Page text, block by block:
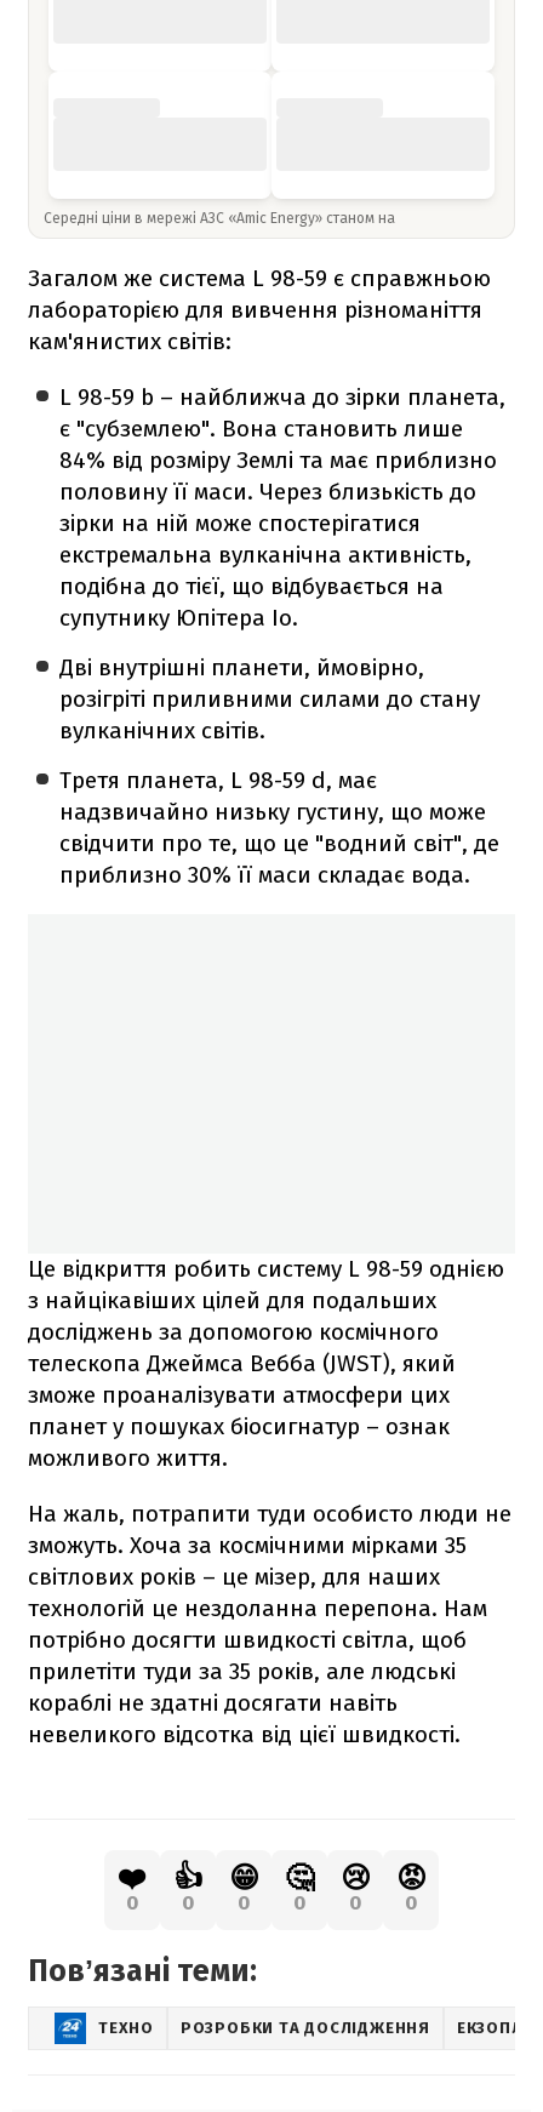
Середні ціни в мережі АЗС «Amic Energy» станом на
Загалом же система L 98-59 є справжньою
лабораторією для вивчення різноманіття
кам'янистих світів:
L 98-59 b – найближча до зірки планета,
є "субземлею". Вона становить лише
84% від розміру Землі та має приблизно
половину її маси. Через близькість до
зірки на ній може спостерігатися
екстремальна вулканічна активність,
подібна до тієї, що відбувається на
супутнику Юпітера Іо.
Дві внутрішні планети, ймовірно,
розігріті приливними силами до стану
вулканічних світів.
Третя планета, L 98-59 d, має
надзвичайно низьку густину, що може
свідчити про те, що це "водний світ", де
приблизно 30% її маси складає вода.
Це відкриття робить систему L 98-59 однією
з найцікавіших цілей для подальших
досліджень за допомогою космічного
телескопа Джеймса Вебба (JWST), який
зможе проаналізувати атмосфери цих
планет у пошуках біосигнатур – ознак
можливого життя.
На жаль, потрапити туди особисто люди не
зможуть. Хоча за космічними мірками 35
світлових років – це мізер, для наших
технологій це нездоланна перепона. Нам
потрібно досягти швидкості світла, щоб
прилетіти туди за 35 років, але людські
кораблі не здатні досягати навіть
невеликого відсотка від цієї швидкості.
❤️
0
👍
0
😁
0
🤔
0
😢
0
😡
0
Повʼязані теми:
ТЕХНО РОЗРОБКИ ТА ДОСЛІДЖЕННЯ